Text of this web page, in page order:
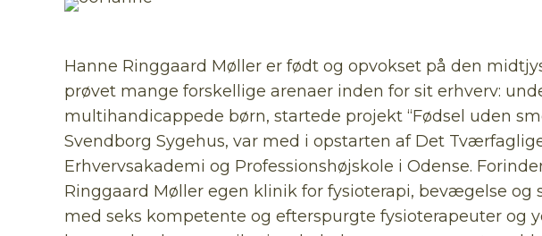
Hanne Ringgaard Møller er født og opvokset på den
prøvet mange forskellige arenaer inden for sit erhverv:
multihandicappede børn, startede projekt “Fødsel uden
Svendborg Sygehus, var med i opstarten af Det
Erhvervsakademi og Professionshøjskole i Odense.
Ringgaard Møller egen klinik for fysioterapi, bevægelse og
med seks kompetente og efterspurgte fysioterapeuter og